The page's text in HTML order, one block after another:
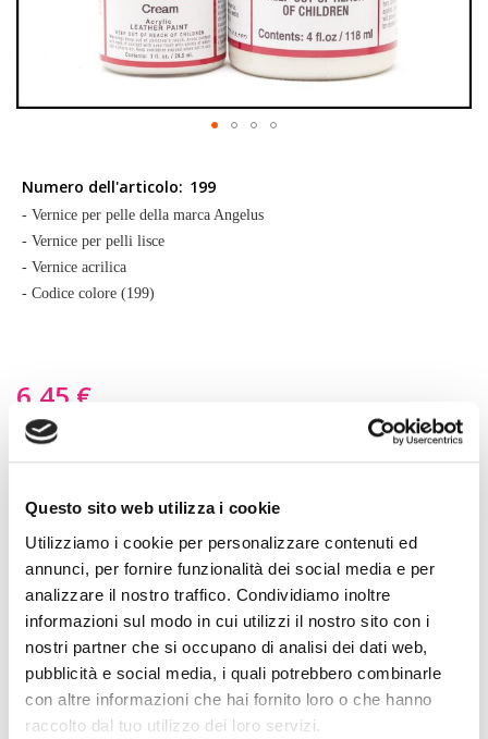
Questo sito web utilizza i cookie
Utilizziamo i cookie per personalizzare contenuti ed
annunci, per fornire funzionalità dei social media e per
analizzare il nostro traffico. Condividiamo inoltre
informazioni sul modo in cui utilizzi il nostro sito con i
nostri partner che si occupano di analisi dei dati web,
pubblicità e social media, i quali potrebbero combinarle
con altre informazioni che hai fornito loro o che hanno
raccolto dal tuo utilizzo dei loro servizi.
all'inizio
immagini
Numero dell'articolo: 199
- Vernice per pelle della marca Angelus
- Vernice per pelli lisce
- Vernice acrilica
- Codice colore (199)
6,45 €
Capacità
29,5 ml 118 ml 472 ml
NEL CESTINO
Descrizione prodotto
D'ora in poi potrai verniciare o ritoccare da solo qualsiasi pelle.
Le vernici acriliche della marca Angelus sono senza odore e
adatte alla verniciatura di scarpe, cinture, portamonete, borse,